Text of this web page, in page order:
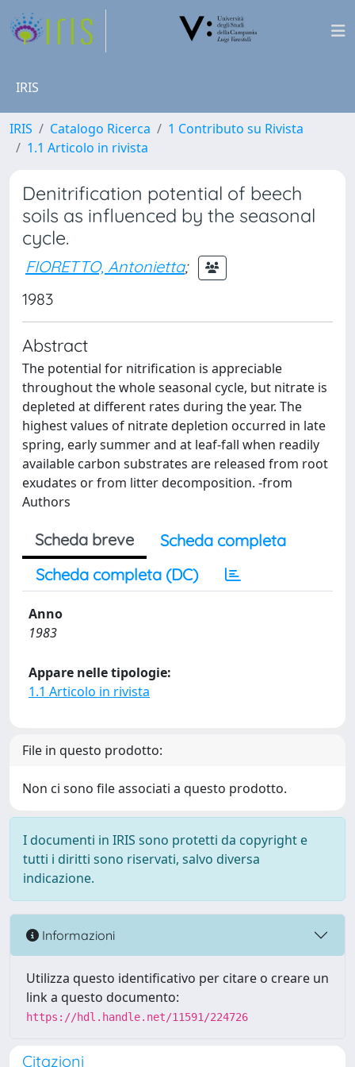
IRIS
IRIS Catalogo Ricerca
1 Contributo su Rivista
1.1 Articolo in rivista
Denitrification potential of beech
soils as influenced by the seasonal
cycle.
FIORETTO, Antonietta;
1983
Abstract
The potential for nitrification is appreciable
throughout the whole seasonal cycle, but nitrate is
depleted at different rates during the year. The
highest values of nitrate depletion occurred in late
spring, early summer and at leaf-fall when readily
available carbon substrates are released from root
exudates or from litter decomposition. -from
Authors
Scheda breve
Scheda completa
Scheda completa (DC)
Anno
1983
Appare nelle tipologie:
1.1 Articolo in rivista
File in questo prodotto:
Non ci sono file associati a questo prodotto.
I documenti in IRIS sono protetti da copyright e
tutti i diritti sono riservati, salvo diversa
indicazione.
Informazioni
Utilizza questo identificativo per citare o creare un
link a questo documento:
https://hdl.handle.net/11591/224726
Citazioni